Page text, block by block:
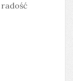
radość